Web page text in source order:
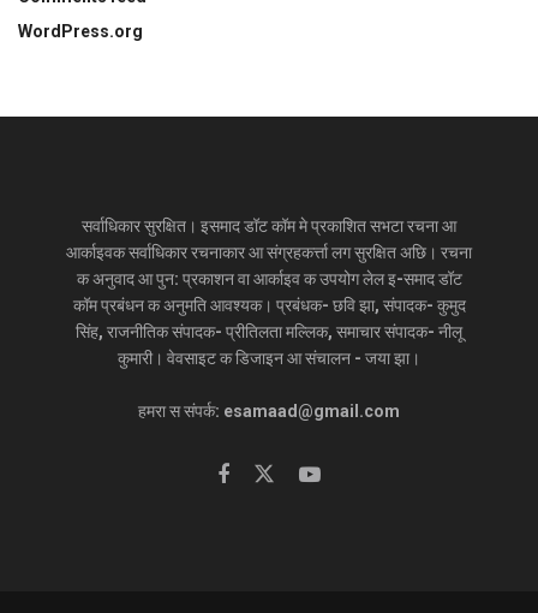
WordPress.org
सर्वाधिकार सुरक्षित। इसमाद डॉट कॉम मे प्रकाशित सभटा रचना आ
आर्काइवक सर्वाधिकार रचनाकार आ संग्रहकर्त्ता लग सुरक्षित अछि। रचना
क अनुवाद आ पुन: प्रकाशन वा आर्काइव क उपयोग लेल इ-समाद डॉट
कॉम प्रबंधन क अनुमति आवश्यक। प्रबंधक- छवि झा, संपादक- कुमुद
सिंह, राजनीतिक संपादक- प्रीतिलता मल्लिक, समाचार संपादक- नीलू
कुमारी। वेवसाइट क डिजाइन आ संचालन - जया झा।
हमरा स संपर्क: esamaad@gmail.com